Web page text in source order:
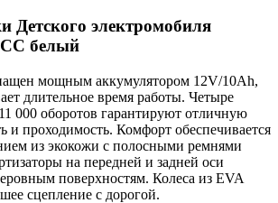
Детского электромобиля
белый
мощным аккумулятором 12V/10Ah,
длительное время работы. Четыре
000 оборотов гарантируют отличную
и проходимость. Комфорт обеспечивается
из экокожи с полосными ремнями
на передней и задней оси
поверхностям. Колеса из EVA
сцепление с дорогой.